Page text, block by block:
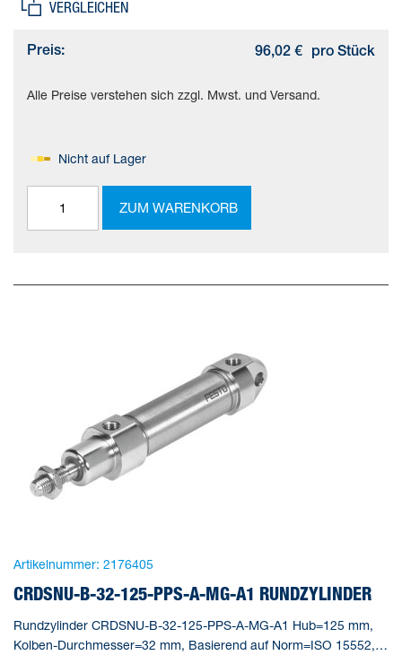
VERGLEICHEN
Preis: 96,02 € pro Stück
Alle Preise verstehen sich zzgl. Mwst. und Versand.
Nicht auf Lager
ZUM WARENKORB
Artikelnummer: 2176405
CRDSNU-B-32-125-PPS-A-MG-A1 RUNDZYLINDER
Rundzylinder CRDSNU-B-32-125-PPS-A-MG-A1 Hub=125 mm,
Kolben-Durchmesser=32 mm, Basierend auf Norm=ISO 15552,